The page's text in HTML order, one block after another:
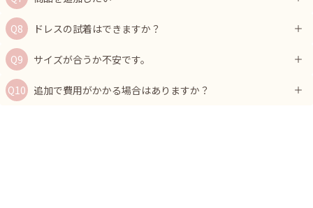
ドレスの試着はできますか？
サイズが合うか不安です。
追加で費用がかかる場合はありますか？